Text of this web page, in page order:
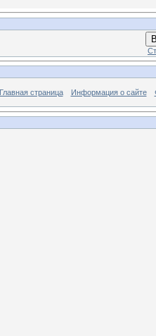
Главная страница Информация о сайте